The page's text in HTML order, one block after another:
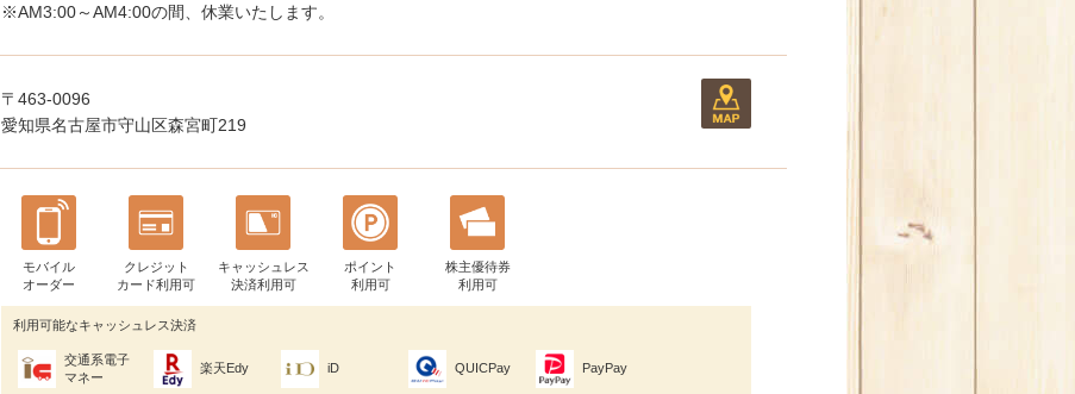
※AM3:00～AM4:00の間、休業いたします。
〒463-0096
愛知県名古屋市守山区森宮町219
モバイル
オーダー
クレジット
カード利用可
キャッシュレス
決済利用可
ポイント
利用可
株主優待券
利用可
利用可能なキャッシュレス決済
交通系電子
マネー
楽天Edy iD QUICPay PayPay